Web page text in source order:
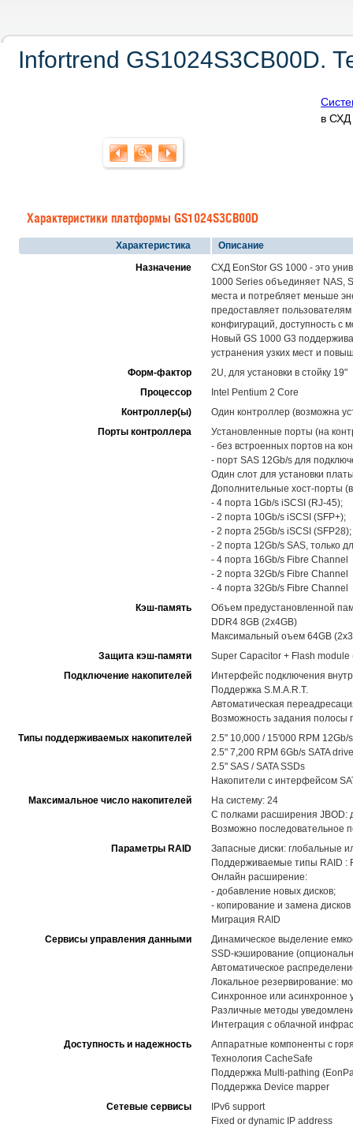
Infortrend GS1024S3CB00D.
в СХД
Характеристики платформы GS1024S3CB00D
Характеристика
Описание
Назначение
СХД EonStor GS 1000 - это
1000 Series объединяет NAS,
места и потребляет меньше
предоставляет
конфигураций, доступность
Новый GS 1000 G3
устранения узких мест и
Форм-фактор
2U, для установки в стойку 19"
Процессор
Intel Pentium 2 Core
Контроллер(ы)
Один контроллер (возможна
Порты контроллера
Установленные порты (на
- без встроенных портов на
- порт SAS 12Gb/s для
Один слот для установки
Дополнительные хост-порты
- 4 порта 1Gb/s iSCSI (RJ-45);
- 2 порта 10Gb/s iSCSI (SFP+);
- 2 порта 25Gb/s iSCSI (SFP28);
- 2 порта 12Gb/s SAS, только
- 4 порта 16Gb/s Fibre Channel
- 2 порта 32Gb/s Fibre Channel
- 4 порта 32Gb/s Fibre Channel
Кэш-память
Объем предустановленной
DDR4 8GB (2x4GB)
Максимальный оъем 64GB
Защита кэш-памяти
Super Capacitor + Flash
Подключение накопителей
Интерфейс подключения
Поддержка S.M.A.R.T.
Автоматическая
Возможность задания полосы
Типы поддерживаемых накопителей
2.5" 10,000 / 15'000 RPM 12Gb/
2.5" 7,200 RPM 6Gb/s SATA
2.5" SAS / SATA SSDs
Накопители с интерфейсом
Максимальное число накопителей
На систему: 24
С полками расширения JBOD:
Возможно последовательное
Параметры RAID
Запасные диски: глобальные
Поддерживаемые типы RAID :
Онлайн расширение:
- добавление новых дисков;
- копирование и замена
Миграция RAID
Сервисы управления данными
Динамическое выделение
SSD-кэширование
Автоматическое
Локальное резервирование:
Синхронное или асинхронное
Различные методы
Интеграция с облачной
Доступность и надежность
Аппаратные компоненты с
Технология CacheSafe
Поддержка Multi-pathing
Поддержка Device mapper
Сетевые сервисы
IPv6 support
Fixed or dynamic IP address